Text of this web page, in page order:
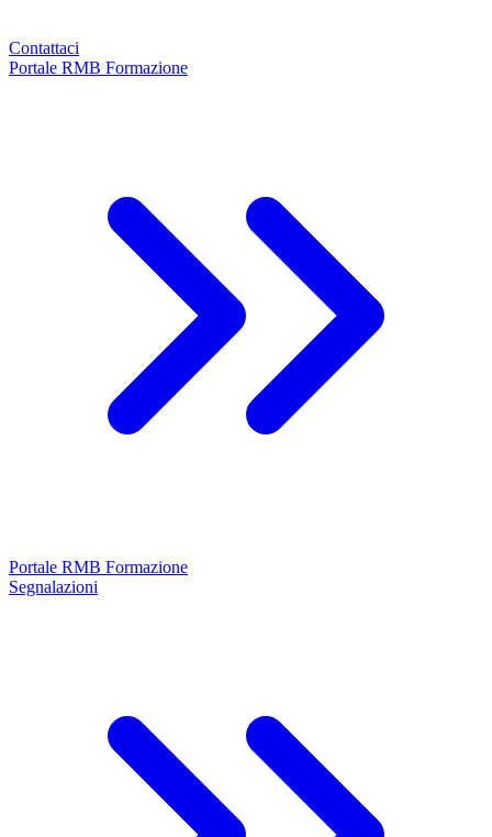
Contattaci
Portale RMB Formazione
Portale RMB Formazione
Segnalazioni